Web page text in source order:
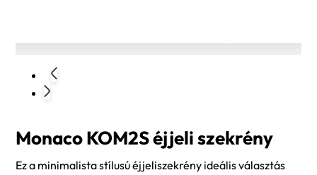
Monaco KOM2S éjjeli szekrény
Ez a minimalista stílusú éjjeliszekrény ideális választás